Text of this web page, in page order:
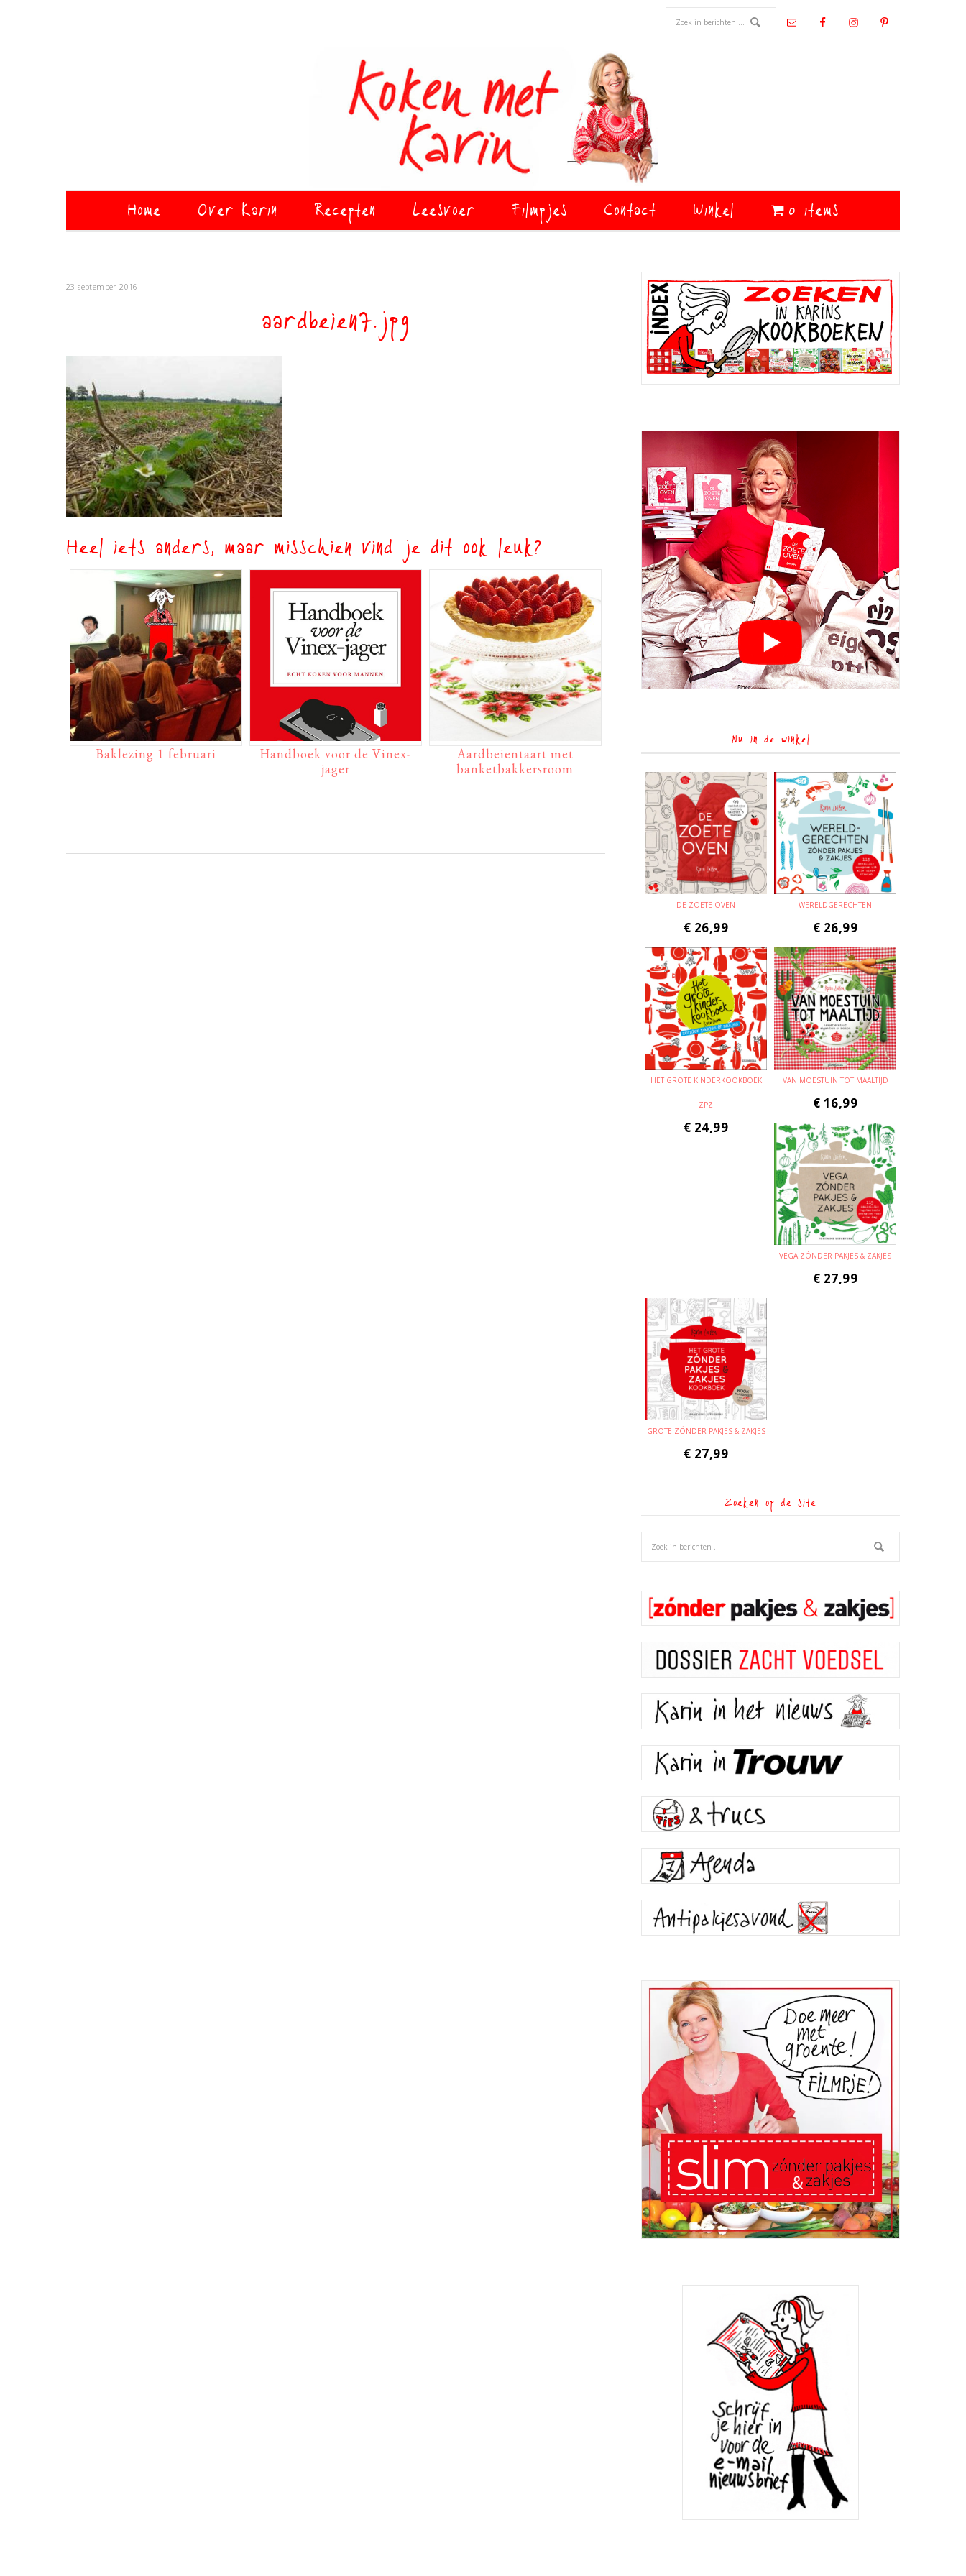
Home Over Karin Recepten Leesvoer Filmpjes Contact Winkel 0 items
23 september 2016
aardbeien7.jpg
Heel iets anders, maar misschien vind je dit ook leuk?
Baklezing 1 februari
Handboek voor de Vinex-
jager
Aardbeientaart met
banketbakkersroom
Primaire
Sidebar
Nu in de winkel
DE ZOETE OVEN
€ 26,99
WERELDGERECHTEN
€ 26,99
HET GROTE KINDERKOOKBOEK
ZPZ
€ 24,99
VAN MOESTUIN TOT MAALTIJD
€ 16,99
VEGA ZÓNDER PAKJES & ZAKJES
€ 27,99
GROTE ZÓNDER PAKJES & ZAKJES
€ 27,99
Zoeken op de site